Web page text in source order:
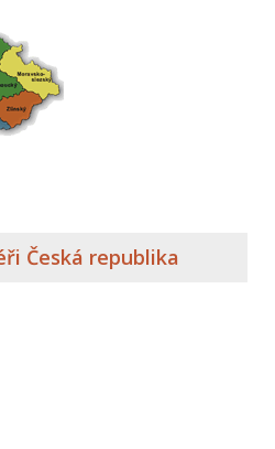
Česká republika